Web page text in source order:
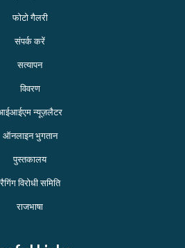
फोटो गैलरी
संपर्क करें
सत्यापन
विवरण
न्यूज़लैटर
ऑनलाइन भुगतान
पुस्तकालय
रैगिंग विरोधी समिति
राजभाषा